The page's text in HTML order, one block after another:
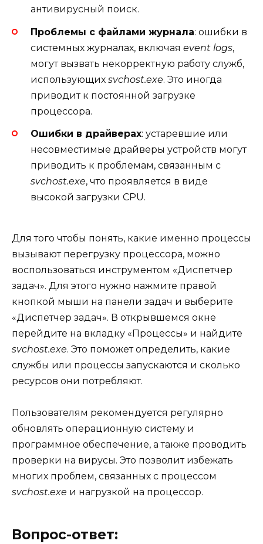
антивирусный поиск.
Проблемы с файлами журнала: ошибки в
системных журналах, включая event logs,
могут вызвать некорректную работу служб,
использующих svchost.exe. Это иногда
приводит к постоянной загрузке
процессора.
Ошибки в драйверах: устаревшие или
несовместимые драйверы устройств могут
приводить к проблемам, связанным с
svchost.exe, что проявляется в виде
высокой загрузки CPU.
Для того чтобы понять, какие именно процессы
вызывают перегрузку процессора, можно
воспользоваться инструментом «Диспетчер
задач». Для этого нужно нажмите правой
кнопкой мыши на панели задач и выберите
«Диспетчер задач». В открывшемся окне
перейдите на вкладку «Процессы» и найдите
svchost.exe. Это поможет определить, какие
службы или процессы запускаются и сколько
ресурсов они потребляют.
Пользователям рекомендуется регулярно
обновлять операционную систему и
программное обеспечение, а также проводить
проверки на вирусы. Это позволит избежать
многих проблем, связанных с процессом
svchost.exe и нагрузкой на процессор.
Вопрос-ответ: